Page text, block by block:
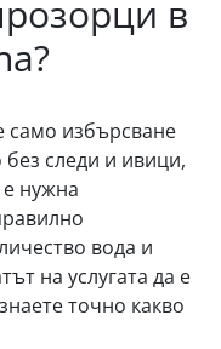
в
само избърсване
следи и ивици,
нужна
вода и
на услугата да е
точно какво